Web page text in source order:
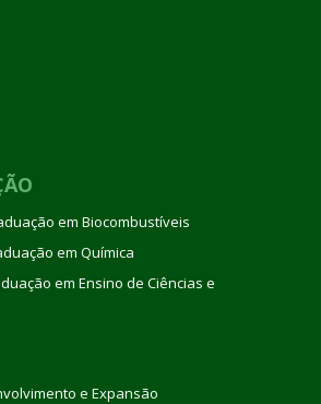
em Biocombustíveis
em Química
em Ensino de Ciências e
e Expansão